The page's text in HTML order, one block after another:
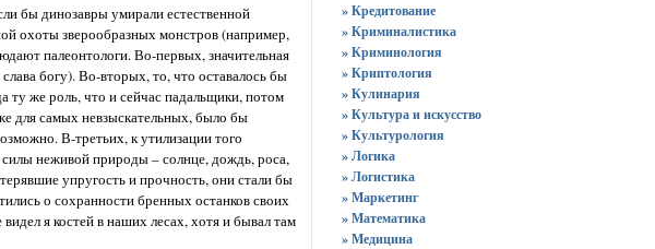
бы динозавры умирали естественной
охоты зверообразных монстров (например,
палеонтологи. Во-первых, значительная
богу). Во-вторых, то, что оставалось бы
ту же роль, что и сейчас падальщики, потом
для самых невзыскательных, было бы
В-третьих, к утилизации того
неживой природы – солнце, дождь, роса,
упругость и прочность, они стали бы
о сохранности бренных останков своих
я костей в наших лесах, хотя и бывал там
» Кредитование
» Криминалистика
» Криминология
» Криптология
» Кулинария
» Культура и искусство
» Культурология
» Логика
» Логистика
» Маркетинг
» Математика
» Медицина